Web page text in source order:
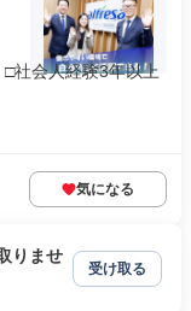
社会人経験3年以上
気になる
りませ
受け取る